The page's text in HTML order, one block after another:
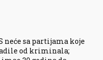
neće sa partijama koje
od kriminala;